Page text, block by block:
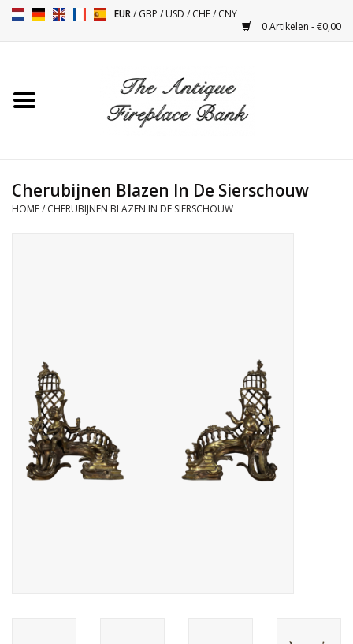
EUR/GBP /USD /CHF/CNY
0 Artikelen - €0,00
Toebehoren
Decoratieve Outdoor
Objecten
Vloeren - Steen, Terra Cotta
& Marmer
Cherubijnen Blazen In De Sierschouw
HOME/ CHERUBIJNEN BLAZEN IN DE SIERSCHOUW